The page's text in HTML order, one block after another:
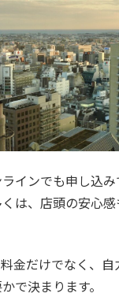
インでも申し込
は、店頭の安心
金だけでなく、
で決まります。